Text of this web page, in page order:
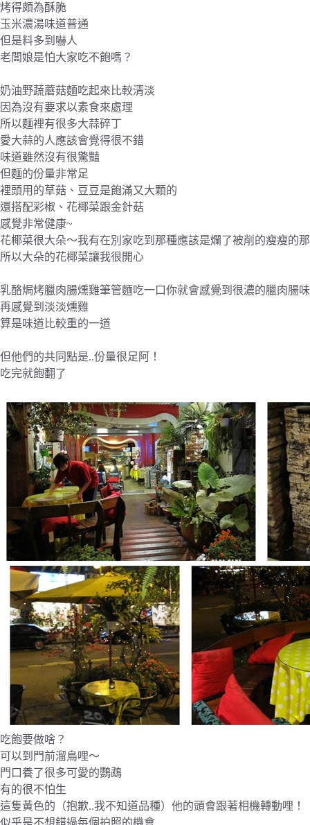
烤得頗為酥脆
玉米濃湯味道普通
但是料多到嚇人
老闆娘是怕大家吃不飽嗎？
奶油野蔬蘑菇麵吃起來比較清淡
因為沒有要求以素食來處理
所以麵裡有很多大蒜碎丁
愛大蒜的人應該會覺得很不錯
味道雖然沒有很驚豔
但麵的份量非常足
裡頭用的草菇、豆豆是飽滿又大顆的
還搭配彩椒、花椰菜跟金針菇
感覺非常健康~
花椰菜很大朵～我有在別家吃到那種應該是爛了被削的瘦瘦的
所以大朵的花椰菜讓我很開心
乳酪焗烤臘肉腸燻雞筆管麵吃一口你就會感覺到很濃的臘肉腸味
再感覺到淡淡燻雞
算是味道比較重的一道
但他們的共同點是..份量很足阿！
吃完就飽翻了
吃飽要做啥？
可以到門前溜鳥哩～
門口養了很多可愛的鸚鵡
有的很不怕生
這隻黃色的（抱歉..我不知道品種）他的頭會跟著相機轉動哩！
似乎是不想錯過每個拍照的機會